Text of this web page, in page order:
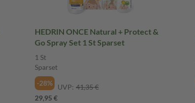
HEDRIN ONCE Natural + Protect &
Go Spray Set 1 St Sparset
1 St
Sparset
-28%
UVP: 41,35 €
29,95 €